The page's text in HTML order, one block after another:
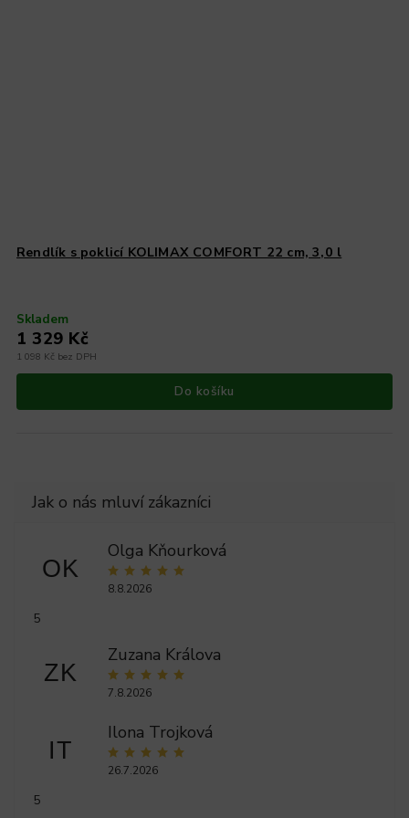
Rendlík s poklicí KOLIMAX COMFORT 22 cm, 3,0 l
Skladem
1 098 Kč bez DPH
1 329 Kč
Do košíku
OK
Olga Kňourková
8.8.2026
5
ZK
Zuzana Králova
7.8.2026
IT
Ilona Trojková
26.7.2026
5